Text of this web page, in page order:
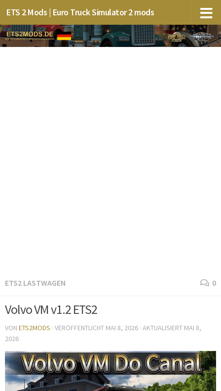
ETS 2 Mods | Euro Truck Simulator 2 mods
ETS2 LASTWAGEN 0
Volvo VM v1.2 ETS2
VON ETS2MODS · VERÖFFENTLICHT MAI 8, 2026 · AKTUALISIERT MAI 8,
2026